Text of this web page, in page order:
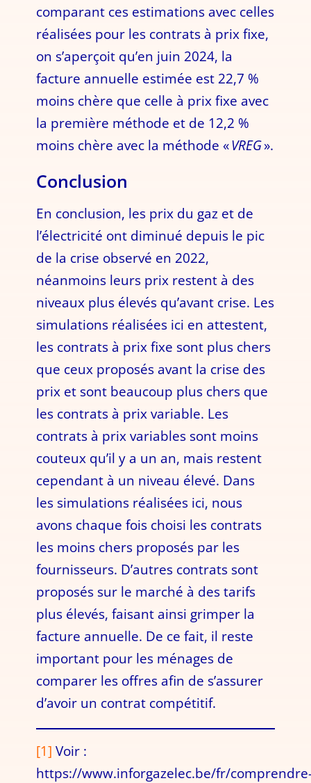
comparant ces estimations avec celles
réalisées pour les contrats à prix fixe,
on s’aperçoit qu’en juin 2024, la
facture annuelle estimée est 22,7 %
moins chère que celle à prix fixe avec
la première méthode et de 12,2 %
moins chère avec la méthode «VREG».
Conclusion
En conclusion, les prix du gaz et de
l’électricité ont diminué depuis le pic
de la crise observé en 2022,
néanmoins leurs prix restent à des
niveaux plus élevés qu’avant crise. Les
simulations réalisées ici en attestent,
les contrats à prix fixe sont plus chers
que ceux proposés avant la crise des
prix et sont beaucoup plus chers que
les contrats à prix variable. Les
contrats à prix variables sont moins
couteux qu’il y a un an, mais restent
cependant à un niveau élevé. Dans
les simulations réalisées ici, nous
avons chaque fois choisi les contrats
les moins chers proposés par les
fournisseurs. D’autres contrats sont
proposés sur le marché à des tarifs
plus élevés, faisant ainsi grimper la
facture annuelle. De ce fait, il reste
important pour les ménages de
comparer les offres afin de s’assurer
d’avoir un contrat compétitif.
[1] Voir :
https://www.inforgazelec.be/fr/